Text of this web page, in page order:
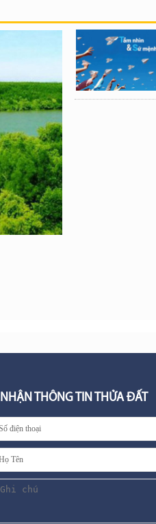
NHẬN THÔNG TIN THỬA ĐẤT